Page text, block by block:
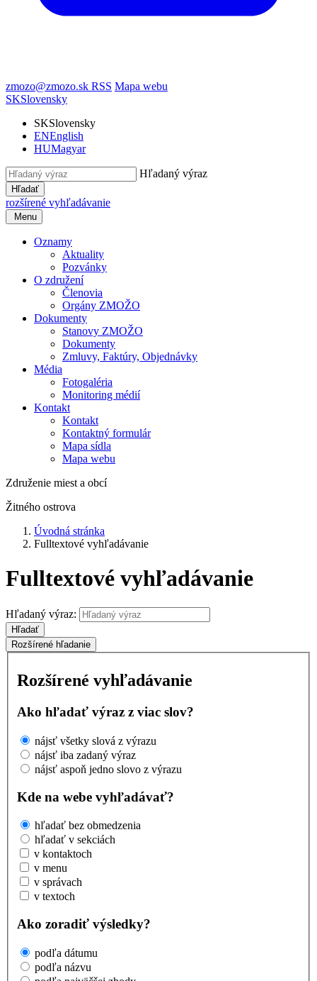
zmozo@zmozo.sk RSS Mapa webu
SKSlovensky
SKSlovensky
ENEnglish
HUMagyar
Hľadaný výraz
Hľadať
rozšírené vyhľadávanie
Menu
Oznamy
Aktuality
Pozvánky
O združení
Členovia
Orgány ZMOŽO
Dokumenty
Stanovy ZMOŽO
Dokumenty
Zmluvy, Faktúry, Objednávky
Média
Fotogaléria
Monitoring médií
Kontakt
Kontakt
Kontaktný formulár
Mapa sídla
Mapa webu
Združenie miest a obcí
Žitného ostrova
Úvodná stránka
Fulltextové vyhľadávanie
Fulltextové vyhľadávanie
Hľadaný výraz:
Hľadať
Rozšírené hľadanie
Rozšírené vyhľadávanie
Ako hľadať výraz z viac slov?
nájsť všetky slová z výrazu
nájsť iba zadaný výraz
nájsť aspoň jedno slovo z výrazu
Kde na webe vyhľadávať?
hľadať bez obmedzenia
hľadať v sekciách
v kontaktoch
v menu
v správach
v textoch
Ako zoradiť výsledky?
podľa dátumu
podľa názvu